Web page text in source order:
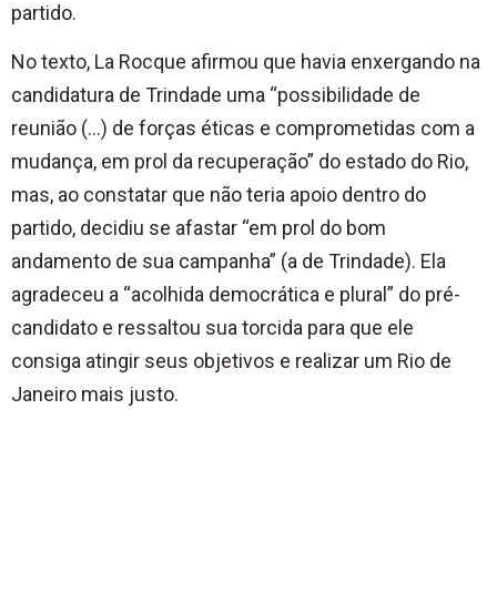
partido.
No texto, La Rocque afirmou que havia enxergando na
candidatura de Trindade uma “possibilidade de
reunião (…) de forças éticas e comprometidas com a
mudança, em prol da recuperação” do estado do Rio,
mas, ao constatar que não teria apoio dentro do
partido, decidiu se afastar “em prol do bom
andamento de sua campanha” (a de Trindade). Ela
agradeceu a “acolhida democrática e plural” do pré-
candidato e ressaltou sua torcida para que ele
consiga atingir seus objetivos e realizar um Rio de
Janeiro mais justo.